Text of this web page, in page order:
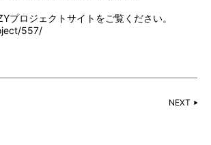
プロジェクトサイトをご覧ください。
557/
NEXT